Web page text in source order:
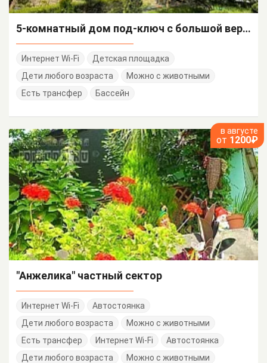
5-комнатный дом под-ключ с большой верандой Ольховая 30
Интернет Wi-Fi
Детская площадка
Дети любого возраста
Можно с животными
Есть трансфер
Бассейн
в августе
от 1200₽
"Анжелика" частный сектор
Интернет Wi-Fi
Автостоянка
Дети любого возраста
Можно с животными
Есть трансфер
Интернет Wi-Fi
Автостоянка
Дети любого возраста
Можно с животными